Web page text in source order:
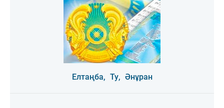
Елтаңба, Ту, Әнұран